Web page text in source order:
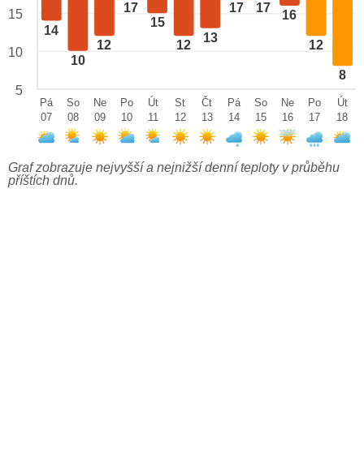
14
10
12
17
15
12
13
17 17
16
12
8
15
10
5
Pá
07
So
08
Ne
09
Po
10
Út
11
St
12
Čt
13
Pá
14
So
15
Ne
16
Po
17
Út
18
Graf zobrazuje nejvyšší a nejnižší denní teploty v průběhu
příštích dnů.